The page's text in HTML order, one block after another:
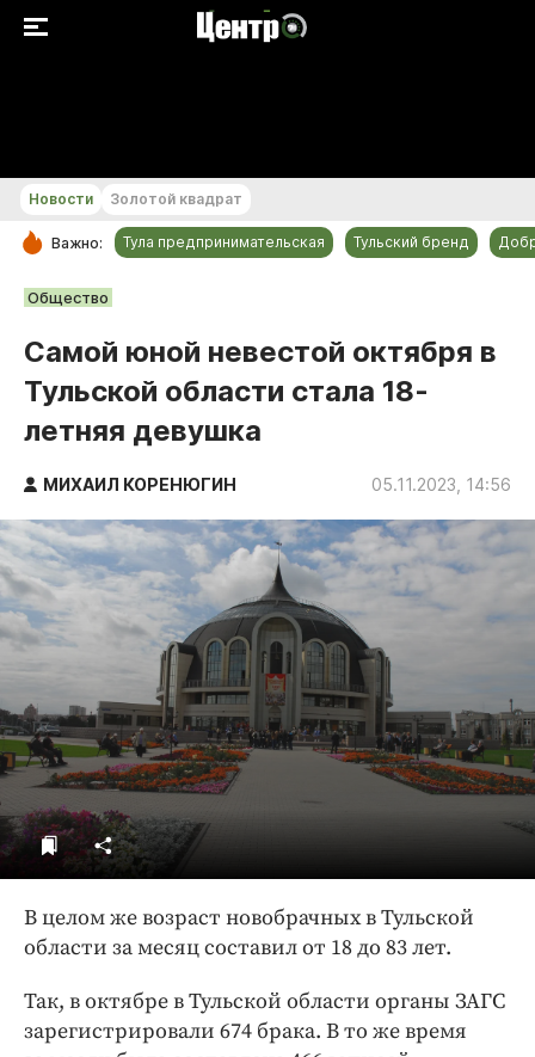
РУБРИКИ
Общество
Происшествия
Спорт
Тульский бренд
Тула предпринимательская
ДоброЦентр
Голодный шпион
Новости Золотой квадрат
Важно: Тула предпринимательская Тульский бренд
Общество
Самой юной невестой октября в
Тульской области стала 18-
летняя девушка
МИХАИЛ КОРЕНЮГИН 05.11.2023, 14:56
В целом же возраст новобрачных в Тульской
области за месяц составил от 18 до 83 лет.
Так, в октябре в Тульской области органы ЗАГС
зарегистрировали 674 брака. В то же время